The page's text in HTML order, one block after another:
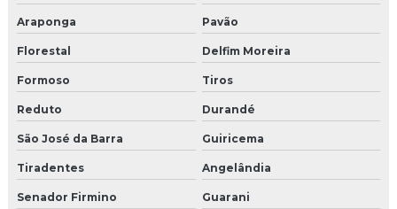
Araponga Pavão
Florestal Delfim Moreira
Formoso Tiros
Reduto Durandé
São José da Barra Guiricema
Tiradentes Angelândia
Senador Firmino Guarani